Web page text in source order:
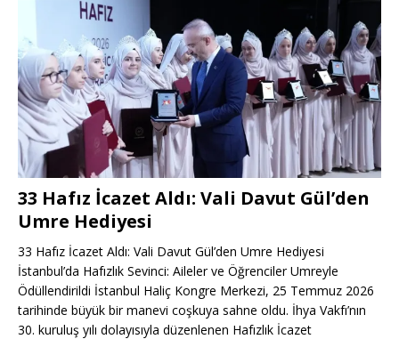
33 Hafız İcazet Aldı: Vali Davut Gül’den
Umre Hediyesi
33 Hafız İcazet Aldı: Vali Davut Gül’den Umre Hediyesi
İstanbul’da Hafızlık Sevinci: Aileler ve Öğrenciler Umreyle
Ödüllendirildi İstanbul Haliç Kongre Merkezi, 25 Temmuz 2026
tarihinde büyük bir manevi coşkuya sahne oldu. İhya Vakfı’nın
30. kuruluş yılı dolayısıyla düzenlenen Hafızlık İcazet